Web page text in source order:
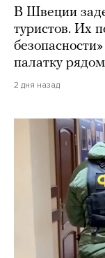
В Швеции
туристов. Их
палатку
2 дня назад